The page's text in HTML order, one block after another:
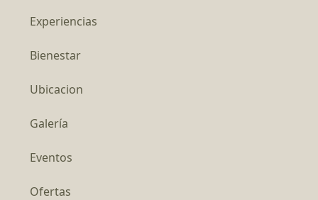
Experiencias
Bienestar
Ubicacion
Galería
Eventos
Ofertas